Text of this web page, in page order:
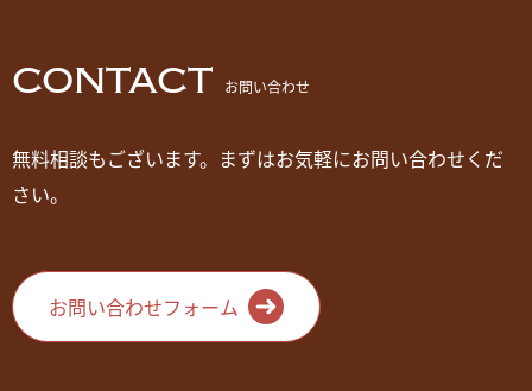
CONTACT お問い合わせ
無料相談もございます。まずはお気軽にお問い合わせくだ
さい。
お問い合わせフォーム